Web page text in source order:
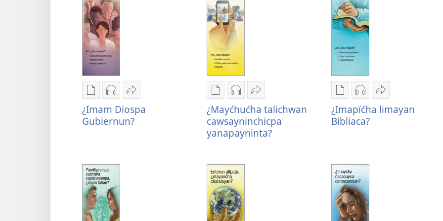
Imanuypam
juluchwan
publicaciuncunacta
Imanuypam
juluchwan
audiucta
Compartinapä
¿Imam
Diospa
¿Imam Diospa
Gubiernun?
Imanuypam
juluchwan
publicaciuncunacta
¿Mayćhućha
talichwan
yanapayninta?
Imanuypam
juluchwan
audiucta
¿Mayćhućha
talichwan
yanapayninta?
Compartinapä
¿Mayćhućha
talichwan
cawsayninchicpa
¿Mayćhućha talichwan
cawsayninchicpa
yanapayninta?
Imanuypam
juluchwan
publicaciuncunacta
Imanuypam
juluchwan
audiucta
Compartinapä
¿Imapïćha
limayan
¿Imapïćha limayan
Bibliaca?